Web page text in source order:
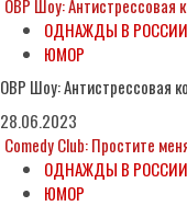
ОВР Шоу: Антистрессовая
ОДНАЖДЫ В РОССИИ
ЮМОР
ОВР Шоу: Антистрессовая
28.06.2023
Comedy Club: Простите
ОДНАЖДЫ В РОССИИ
ЮМОР